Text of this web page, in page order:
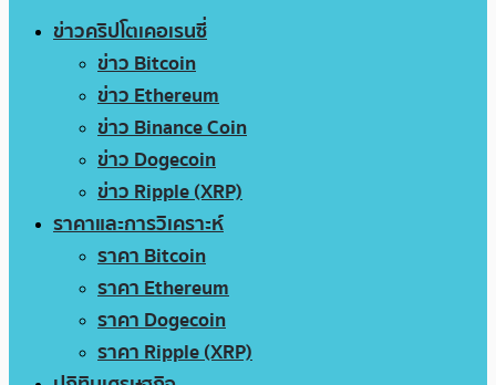
ข่าวคริปโตเคอเรนซี่
ข่าว Bitcoin
ข่าว Ethereum
ข่าว Binance Coin
ข่าว Dogecoin
ข่าว Ripple (XRP)
ราคาและการวิเคราะห์
ราคา Bitcoin
ราคา Ethereum
ราคา Dogecoin
ราคา Ripple (XRP)